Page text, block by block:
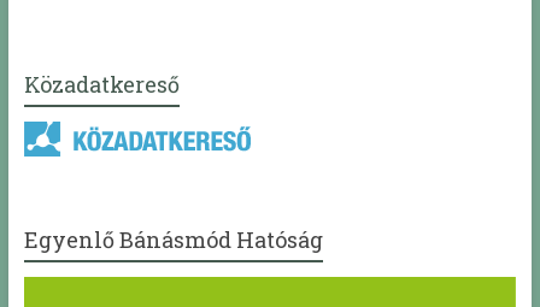
Közadatkereső
Egyenlő Bánásmód Hatóság